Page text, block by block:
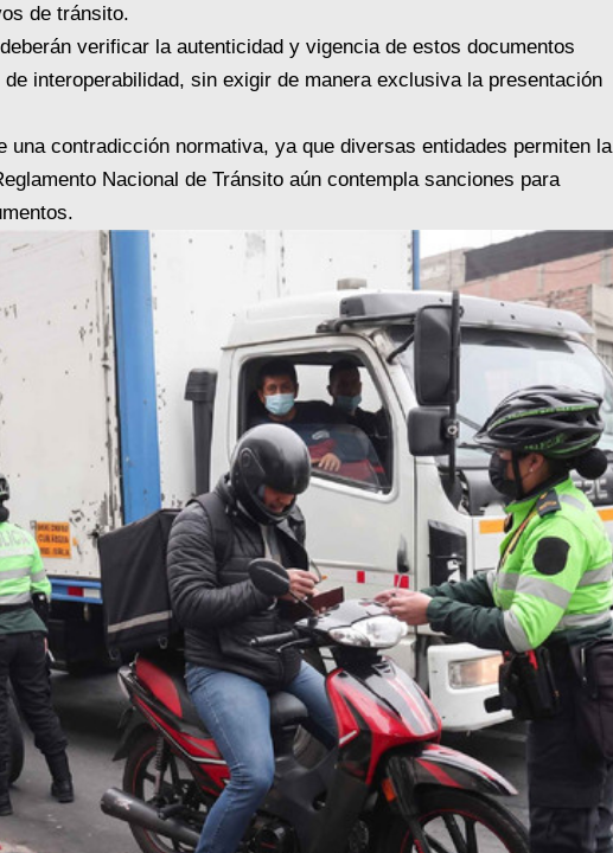
de tránsito.
verificar la autenticidad y vigencia de estos documentos
interoperabilidad, sin exigir de manera exclusiva la presentación
contradicción normativa, ya que diversas entidades permiten la
Nacional de Tránsito aún contempla sanciones para